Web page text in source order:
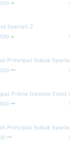
Syariah 2
Principal Sukuk
Prime Income Fund
Principal Sukuk